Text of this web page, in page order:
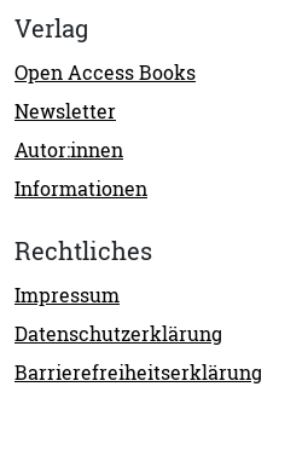
Verlag
Open Access Books
Newsletter
Autor:innen
Informationen
Rechtliches
Impressum
Datenschutzerklärung
Barrierefreiheitserklärung